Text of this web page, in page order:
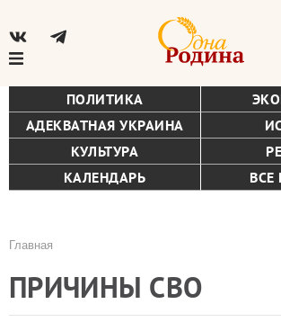
ПОЛИТИКА
АДЕКВАТНАЯ УКРАИНА
КУЛЬТУРА
КАЛЕНДАРЬ
ВСЕ
Строка
навигации
Главная
ПРИЧИНЫ СВО